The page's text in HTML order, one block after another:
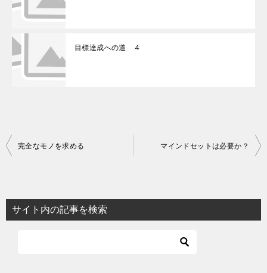
目標達成への道 ４
投
ビ
ゲ
完全なモノを求める マインドセットは必要か？
サイト内の記事を検索